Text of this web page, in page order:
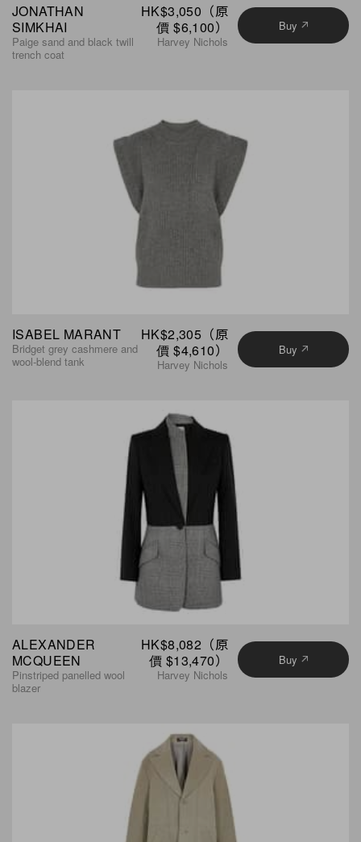
JONATHAN
SIMKHAI
Paige sand and black twill
trench coat
HK$3,050（原
價 $6,100）
Harvey Nichols
Buy
ISABEL MARANT
Bridget grey cashmere and
wool-blend tank
HK$2,305（原
價 $4,610）
Harvey Nichols
Buy
ALEXANDER
MCQUEEN
Pinstriped panelled wool
blazer
HK$8,082（原
價 $13,470）
Harvey Nichols
Buy